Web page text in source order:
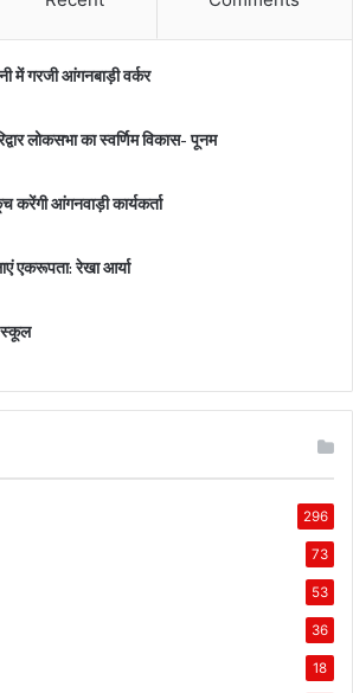
में गरजी आंगनबाड़ी वर्कर
लोकसभा का स्वर्णिम विकास- पूनम
आंगनवाड़ी कार्यकर्ता
एकरूपता: रेखा आर्या
स्कूल
296
73
53
36
18